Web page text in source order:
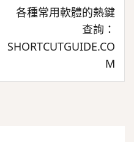
各種常用軟體的熱鍵
查詢：
SHORTCUTGUIDE.CO
M